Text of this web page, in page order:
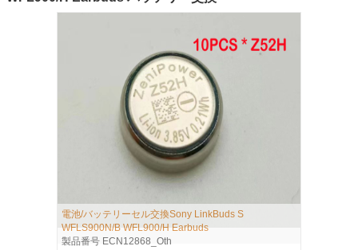
電池/バッテリーセル交換Sony LinkBuds S
WFLS900N/B WFL900/H Earbuds
製品番号 ECN12868_Oth